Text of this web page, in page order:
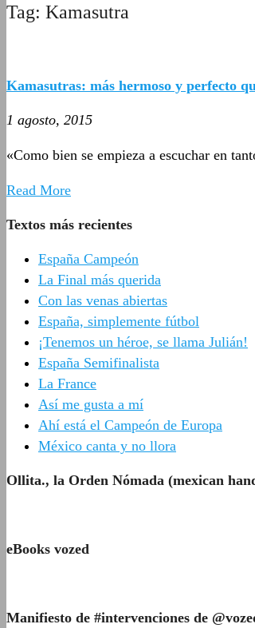
Tag: Kamasutra
Kamasutras: más hermoso y perfecto
1 agosto, 2015
«Como bien se empieza a escuchar en
Read More
Textos más recientes
España Campeón
La Final más querida
Con las venas abiertas
España, simplemente fútbol
¡Tenemos un héroe, se llama Julián!
España Semifinalista
La France
Así me gusta a mí
Ahí está el Campeón de Europa
México canta y no llora
Ollita., la Orden Nómada (mexican
eBooks vozed
Manifiesto de #intervenciones de